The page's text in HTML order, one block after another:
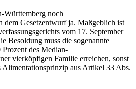
Württemberg noch
dem Gesetzentwurf ja. Maßgeblich ist
vom 17. September
Besoldung muss die sogenannte
des Median-
vierköpfigen Familie erreichen, sonst
Alimentationsprinzip aus Artikel 33 Abs.